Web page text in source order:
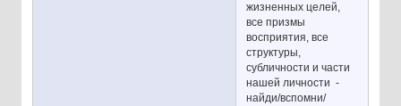
жизненных целей,
все призмы
восприятия, все
структуры,
субличности и части
нашей личности -
найди/вспомни/